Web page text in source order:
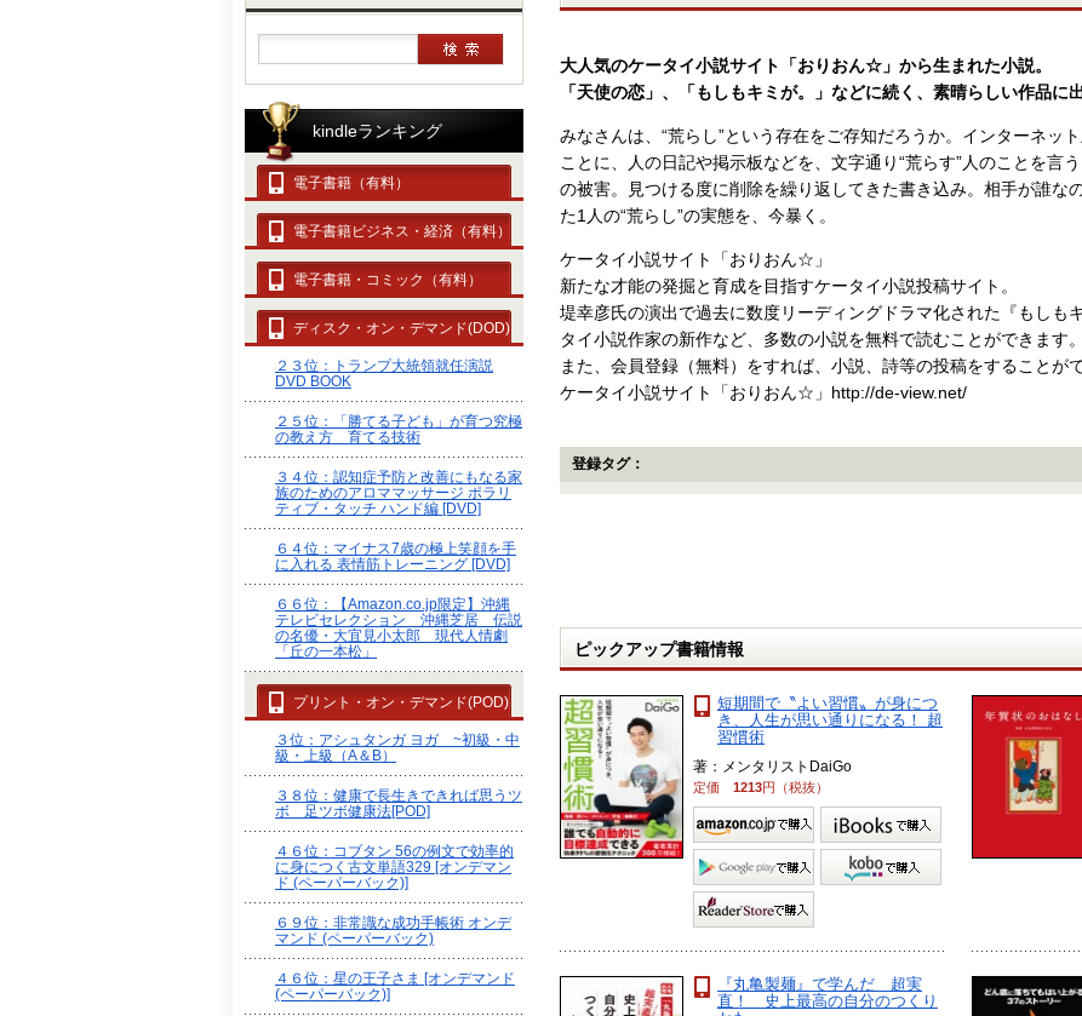
大人気のケータイ小説サイト「おりおん☆」から生まれた小説。
「天使の恋」、「もしもキミが。」などに続く、素晴らしい作品に
みなさんは、“荒らし”という存在をご存知だろうか。インターネッ
ことに、人の日記や掲示板などを、文字通り“荒らす”人のことを言
の被害。見つける度に削除を繰り返してきた書き込み。相手が誰な
た1人の“荒らし”の実態を、今暴く。
ケータイ小説サイト「おりおん☆」
新たな才能の発掘と育成を目指すケータイ小説投稿サイト。
堤幸彦氏の演出で過去に数度リーディングドラマ化された『もしも
タイ小説作家の新作など、多数の小説を無料で読むことができます。
また、会員登録（無料）をすれば、小説、詩等の投稿をすることがで
ケータイ小説サイト「おりおん☆」http://de-view.net/
登録タグ：
ピックアップ書籍情報
短期間で〝よい習慣〟が身につ
き、人生が思い通りになる！ 超
習慣術
著：メンタリストDaiGo
定価 1213円（税抜）
『丸亀製麺』で学んだ 超実
直！ 史上最高の自分のつくり
kindleランキング
電子書籍（有料）
電子書籍ビジネス・経済（有料）
電子書籍・コミック（有料）
ディスク・オン・デマンド(DOD)
２３位：トランプ大統領就任演説
DVD BOOK
２５位：「勝てる子ども」が育つ究極
の教え方 育てる技術
３４位：認知症予防と改善にもなる家
族のためのアロママッサージ ポラリ
ティブ・タッチ ハンド編 [DVD]
６４位：マイナス7歳の極上笑顔を手
に入れる 表情筋トレーニング [DVD]
６６位：【Amazon.co.jp限定】沖縄
テレビセレクション 沖縄芝居 伝説
の名優・大宜見小太郎 現代人情劇
「丘の一本松」
プリント・オン・デマンド(POD)
３位：アシュタンガ ヨガ ~初級・中
級・上級（A＆B）
３８位：健康で長生きできれば思うツ
ボ 足ツボ健康法[POD]
４６位：コブタン 56の例文で効率的
に身につく古文単語329 [オンデマン
ド (ペーパーバック)]
６９位：非常識な成功手帳術 オンデ
マンド (ペーパーバック)
４６位：星の王子さま [オンデマンド
(ペーパーバック)]